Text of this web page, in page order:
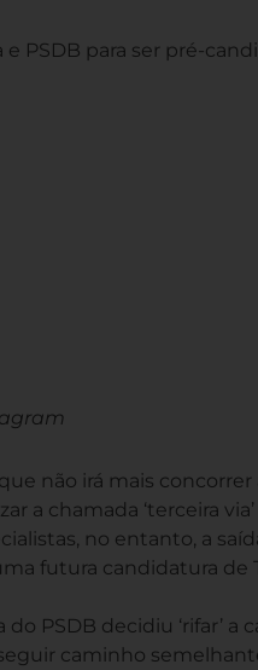
PSDB para ser pré-
não irá mais
a chamada ‘terceira
no entanto, a
futura candidatura de
PSDB decidiu ‘rifar’ a
caminho